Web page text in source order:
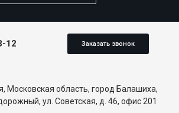
12 Заказать звонок
Московская область, город Балашиха,
ул. Советская, д. 46, офис 201